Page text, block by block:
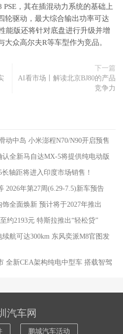
，其在插混动力系统的基础上
轮驱动，最大综合输出功率可达
能版还将针对底盘进行升级并增
众高尔夫R等车型作为竞品。
下一篇
AI看市场丨解读北京BJ80的产品
竞争力
动中岛 小米澎程N70/N90开启预售
全新马自达MX-5将提供纯电动版
轴距将进入印度市场销售！
2026年第27周(6.29-7.5)新车预告
全面焕新 预计将于2027年推出
约2193元 特斯拉推出“轻松贷”
航可达300km 东风奕派M8官图发
全新CEA架构纯电中型车 搭载智驾
汽车网
鹏城汽车活动